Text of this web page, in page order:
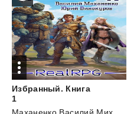
Избранный. Книга
1